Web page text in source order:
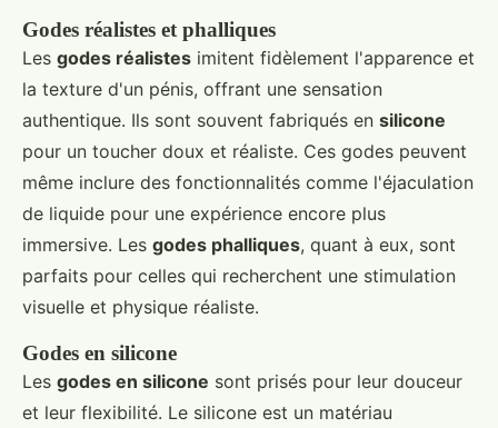
Godes réalistes et phalliques
Les godes réalistes imitent fidèlement l'apparence et
la texture d'un pénis, offrant une sensation
authentique. Ils sont souvent fabriqués en silicone
pour un toucher doux et réaliste. Ces godes peuvent
même inclure des fonctionnalités comme l'éjaculation
de liquide pour une expérience encore plus
immersive. Les godes phalliques, quant à eux, sont
parfaits pour celles qui recherchent une stimulation
visuelle et physique réaliste.
Godes en silicone
Les godes en silicone sont prisés pour leur douceur
et leur flexibilité. Le silicone est un matériau